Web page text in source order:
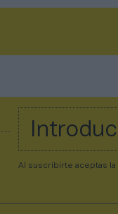
Al suscribirte aceptas la